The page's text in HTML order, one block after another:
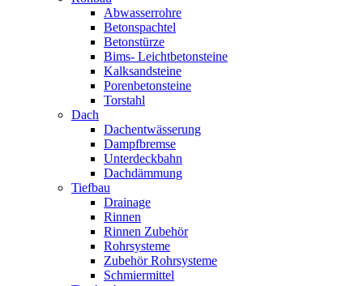
Abwasserrohre
Betonspachtel
Betonstürze
Bims- Leichtbetonsteine
Kalksandsteine
Porenbetonsteine
Torstahl
Dach
Dachentwässerung
Dampfbremse
Unterdeckbahn
Dachdämmung
Tiefbau
Drainage
Rinnen
Rinnen Zubehör
Rohrsysteme
Zubehör Rohrsysteme
Schmiermittel